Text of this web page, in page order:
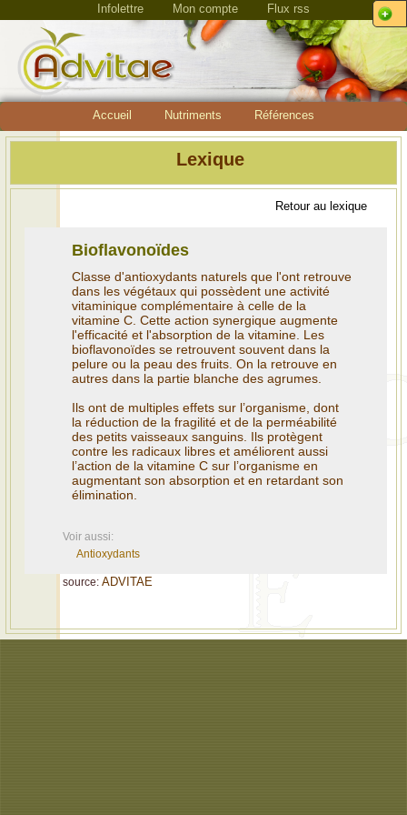
Infolettre Mon compte Flux rss
Accueil Nutriments Références
Lexique
Retour au lexique
Bioflavonoïdes
Classe d'antioxydants naturels que l'ont retrouve
dans les végétaux qui possèdent une activité
vitaminique complémentaire à celle de la
vitamine C. Cette action synergique augmente
l'efficacité et l'absorption de la vitamine. Les
bioflavonoïdes se retrouvent souvent dans la
pelure ou la peau des fruits. On la retrouve en
autres dans la partie blanche des agrumes.
Ils ont de multiples effets sur l’organisme, dont
la réduction de la fragilité et de la perméabilité
des petits vaisseaux sanguins. Ils protègent
contre les radicaux libres et améliorent aussi
l’action de la vitamine C sur l’organisme en
augmentant son absorption et en retardant son
élimination.
Voir aussi:
Antioxydants
source: ADVITAE